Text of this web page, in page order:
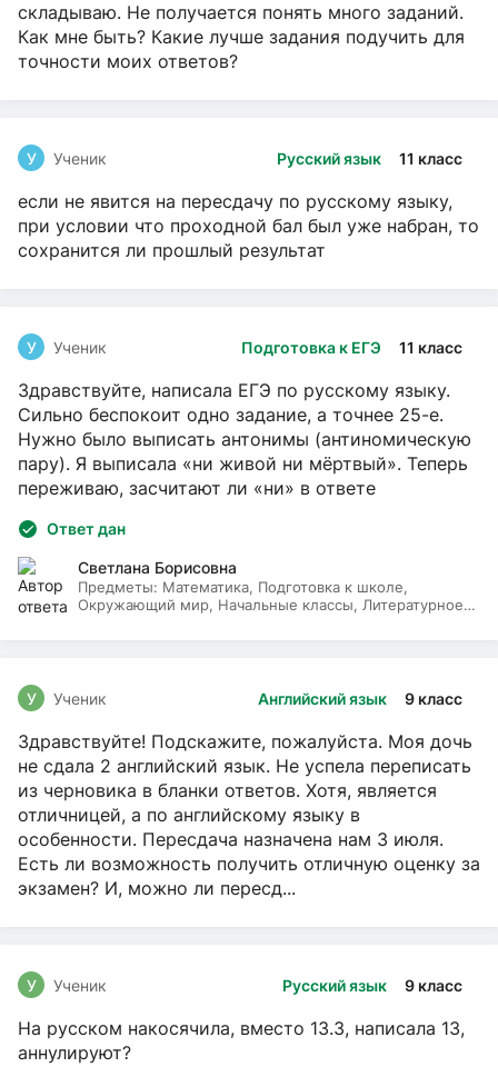
складываю. Не получается понять много заданий.
Как мне быть? Какие лучше задания подучить для
точности моих ответов?
Русский язык 11 класс
У Ученик
если не явится на пересдачу по русскому языку,
при условии что проходной бал был уже набран, то
сохранится ли прошлый результат
Подготовка к ЕГЭ 11 класс
У Ученик
Здравствуйте, написала ЕГЭ по русскому языку.
Сильно беспокоит одно задание, а точнее 25-е.
Нужно было выписать антонимы (антиномическую
пару). Я выписала «ни живой ни мёртвый». Теперь
переживаю, засчитают ли «ни» в ответе
Ответ дан
Светлана Борисовна
Предметы: Математика, Подготовка к школе,
Окружающий мир, Начальные классы, Литературное
Английский язык 9 класс
У Ученик
Здравствуйте! Подскажите, пожалуйста. Моя дочь
не сдала 2 английский язык. Не успела переписать
из черновика в бланки ответов. Хотя, является
отличницей, а по английскому языку в
особенности. Пересдача назначена нам 3 июля.
Есть ли возможность получить отличную оценку за
экзамен? И, можно ли пересд...
Русский язык 9 класс
У Ученик
На русском накосячила, вместо 13.3, написала 13,
аннулируют?